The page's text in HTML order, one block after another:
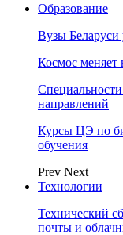
Образование
Вузы Беларуси
Космос меняет
направлений
Курсы ЦЭ по
обучения
Prev Next
Технологии
Технический
почты и